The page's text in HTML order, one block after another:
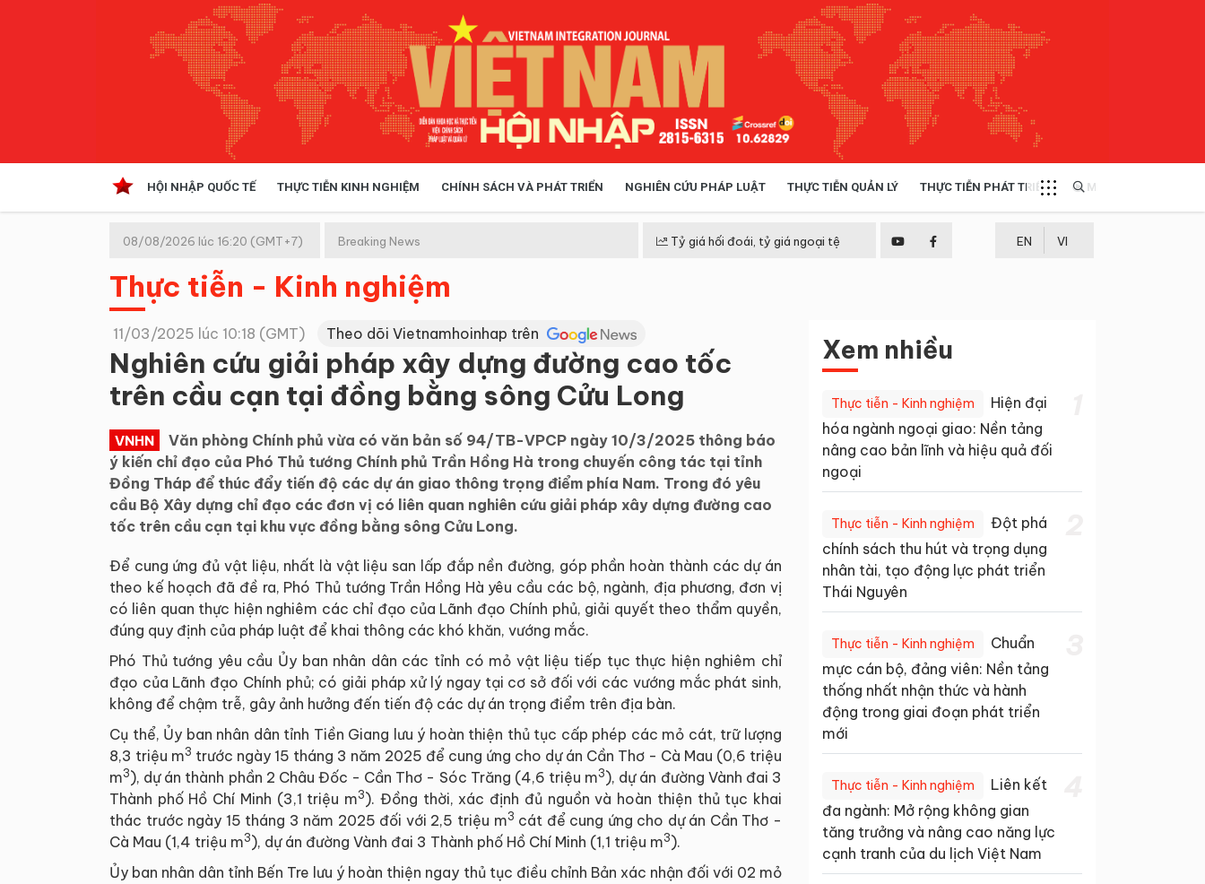
HỘI NHẬP QUỐC TẾ THỰC TIỄN KINH NGHIỆM CHÍNH SÁCH VÀ PHÁT TRIỂN NGHIÊN CỨU PHÁP LUẬT THỰC TIỄN QUẢN LÝ THỰC TIỄN PHÁT TRIỂN MULTIMEDIA
Kinh tế hội nhập
Doanh nghiệp
08/08/2026 lúc 16:20 (GMT+7) Breaking News Tỷ giá hối đoái, tỷ giá ngoại tệ EN VI
Thực tiễn - Kinh nghiệm
11/03/2025 lúc 10:18 (GMT) Theo dõi Vietnamhoinhap trên
Nghiên cứu giải pháp xây dựng đường cao tốc
trên cầu cạn tại đồng bằng sông Cửu Long
VNHN
Văn phòng Chính phủ vừa có văn bản số 94/TB-VPCP ngày 10/3/2025 thông báo
ý kiến chỉ đạo của Phó Thủ tướng Chính phủ Trần Hồng Hà trong chuyến công tác tại tỉnh
Đồng Tháp để thúc đẩy tiến độ các dự án giao thông trọng điểm phía Nam. Trong đó yêu
cầu Bộ Xây dựng chỉ đạo các đơn vị có liên quan nghiên cứu giải pháp xây dựng đường cao
tốc trên cầu cạn tại khu vực đồng bằng sông Cửu Long.
Để cung ứng đủ vật liệu, nhất là vật liệu san lấp đắp nền đường, góp phần hoàn thành các dự án
theo kế hoạch đã đề ra, Phó Thủ tướng Trần Hồng Hà yêu cầu các bộ, ngành, địa phương, đơn vị
có liên quan thực hiện nghiêm các chỉ đạo của Lãnh đạo Chính phủ, giải quyết theo thẩm quyền,
đúng quy định của pháp luật để khai thông các khó khăn, vướng mắc.
Phó Thủ tướng yêu cầu Ủy ban nhân dân các tỉnh có mỏ vật liệu tiếp tục thực hiện nghiêm chỉ
đạo của Lãnh đạo Chính phủ; có giải pháp xử lý ngay tại cơ sở đối với các vướng mắc phát sinh,
không để chậm trễ, gây ảnh hưởng đến tiến độ các dự án trọng điểm trên địa bàn.
Cụ thể, Ủy ban nhân dân tỉnh Tiền Giang lưu ý hoàn thiện thủ tục cấp phép các mỏ cát, trữ lượng
8,3 triệu m3 trước ngày 15 tháng 3 năm 2025 để cung ứng cho dự án Cần Thơ - Cà Mau (0,6 triệu
m3), dự án thành phần 2 Châu Đốc - Cần Thơ - Sóc Trăng (4,6 triệu m3), dự án đường Vành đai 3
Thành phố Hồ Chí Minh (3,1 triệu m3). Đồng thời, xác định đủ nguồn và hoàn thiện thủ tục khai
thác trước ngày 15 tháng 3 năm 2025 đối với 2,5 triệu m3 cát để cung ứng cho dự án Cần Thơ -
Cà Mau (1,4 triệu m3), dự án đường Vành đai 3 Thành phố Hồ Chí Minh (1,1 triệu m3).
Ủy ban nhân dân tỉnh Bến Tre lưu ý hoàn thiện ngay thủ tục điều chỉnh Bản xác nhận đối với 02 mỏ
Xem nhiều
Thực tiễn - Kinh nghiệm
Hiện đại
hóa ngành ngoại giao: Nền tảng
nâng cao bản lĩnh và hiệu quả đối
ngoại
Thực tiễn - Kinh nghiệm
Đột phá
chính sách thu hút và trọng dụng
nhân tài, tạo động lực phát triển
Thái Nguyên
Thực tiễn - Kinh nghiệm
Chuẩn
mực cán bộ, đảng viên: Nền tảng
thống nhất nhận thức và hành
động trong giai đoạn phát triển
mới
Thực tiễn - Kinh nghiệm
Liên kết
đa ngành: Mở rộng không gian
tăng trưởng và nâng cao năng lực
cạnh tranh của du lịch Việt Nam